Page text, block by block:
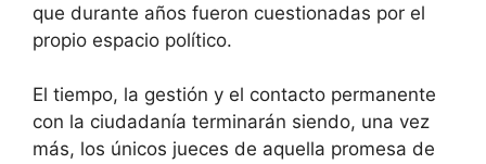
que durante años fueron cuestionadas por el
propio espacio político.
El tiempo, la gestión y el contacto permanente
con la ciudadanía terminarán siendo, una vez
más, los únicos jueces de aquella promesa de